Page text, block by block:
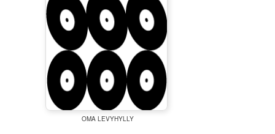
OMA LEVYHYLLY